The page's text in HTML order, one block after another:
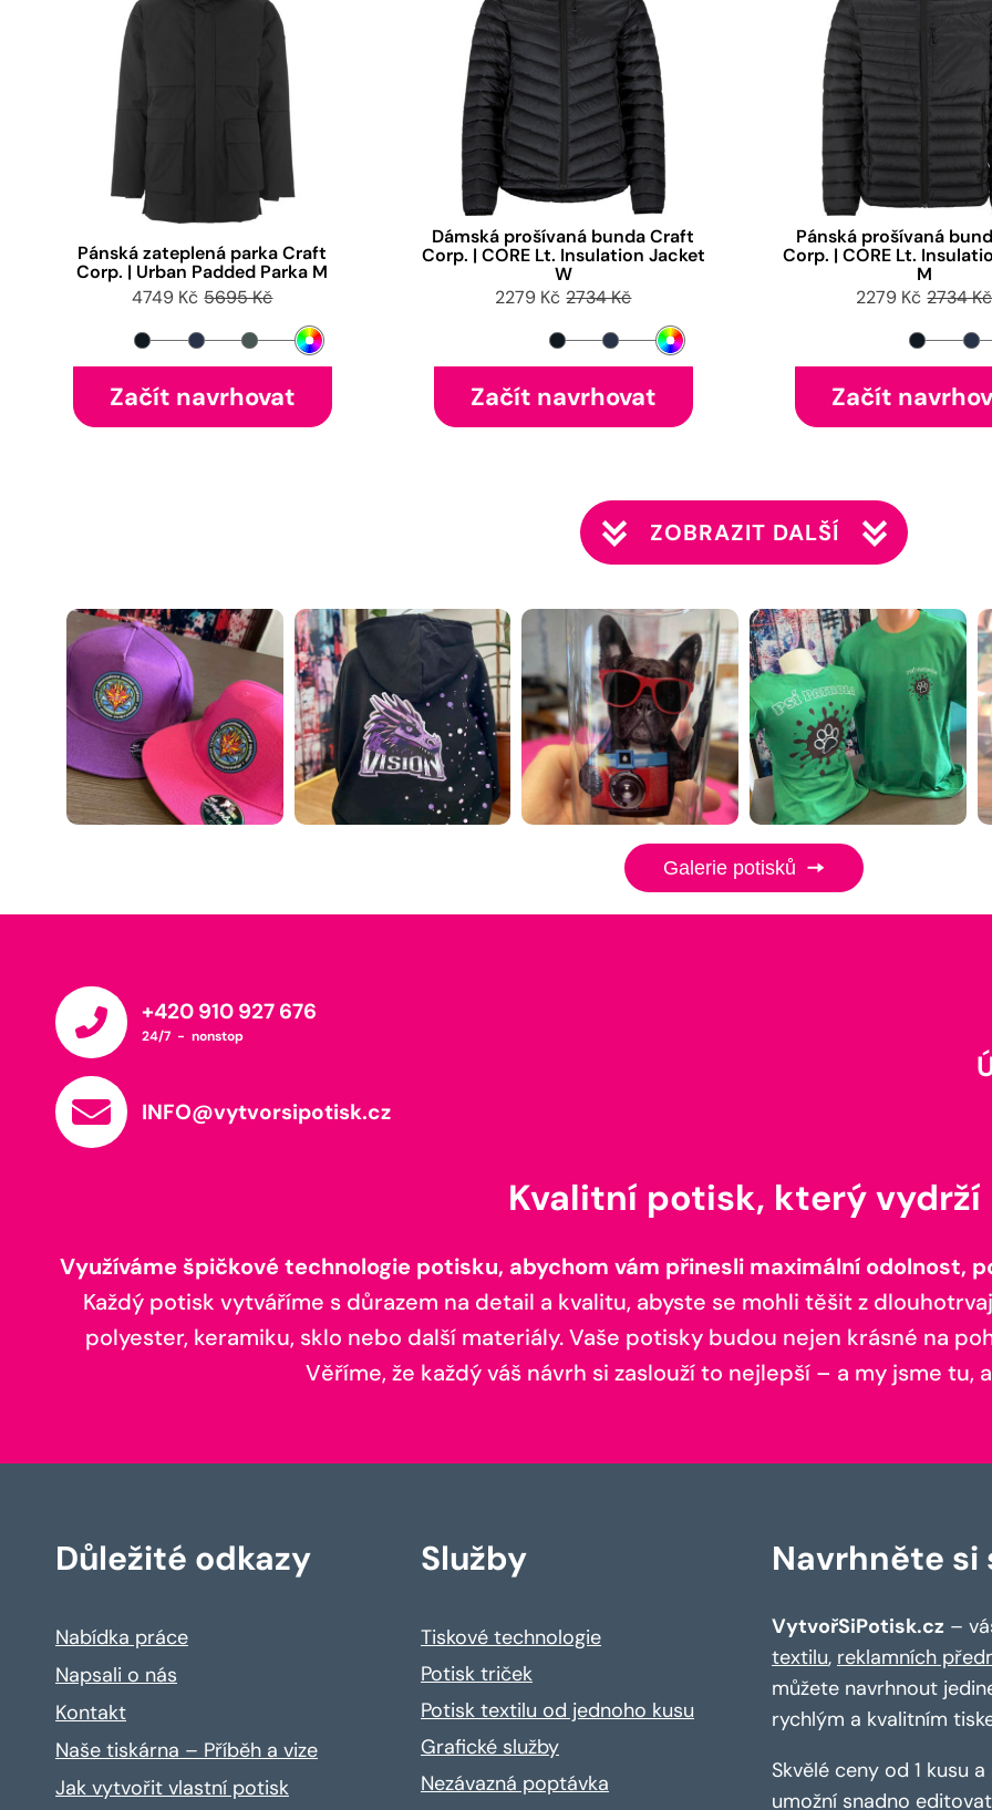
Pánská zateplená parka Craft
Corp. | Urban Padded Parka M
4749 Kč 5695 Kč
Začít navrhovat
Dámská prošívaná bunda Craft
Corp. | CORE Lt. Insulation Jacket
W
2279 Kč 2734 Kč
Začít navrhovat
Pánská prošívaná
Corp. | CORE Lt.
M
2279 Kč 2734 Kč
Začít
ZOBRAZIT DALŠÍ
Galerie potisků
+420 910 927 676
24/7 - nonstop
INFO@vytvorsipotisk.cz
Kvalitní potisk, který vydrží
Využíváme špičkové technologie potisku, abychom vám přinesli maximální odolnost,
Každý potisk vytváříme s důrazem na detail a kvalitu, abyste se mohli těšit z
polyester, keramiku, sklo nebo další materiály. Vaše potisky budou nejen krásné na
Věříme, že každý váš návrh si zaslouží to nejlepší – a my jsme tu,
Důležité odkazy
Nabídka práce
Napsali o nás
Kontakt
Naše tiskárna – Příběh a vize
Jak vytvořit vlastní potisk
Služby
Tiskové technologie
Potisk triček
Potisk textilu od jednoho kusu
Grafické služby
Nezávazná poptávka
Navrhněte
VytvořSiPotisk.cz –
textilu, reklamních
můžete navrhnout
rychlým a kvalitním
Skvělé ceny od 1 kusu
umožní snadno